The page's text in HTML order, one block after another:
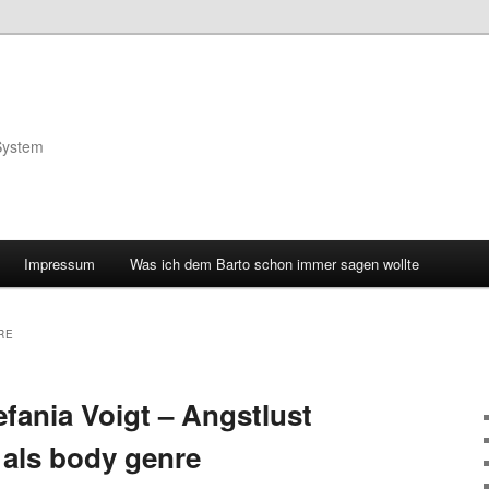
Impressum Was ich dem Barto schon immer sagen wollte
Voigt – Angstlust
body genre